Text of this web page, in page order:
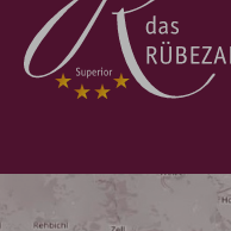
abzüglich. 10%